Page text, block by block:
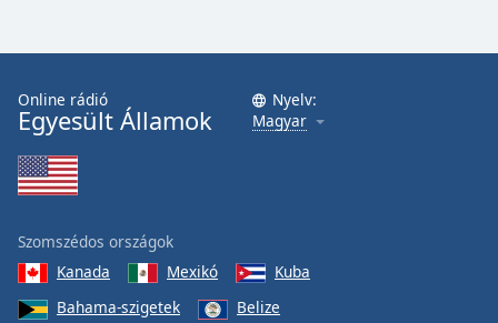
Online rádió
Egyesült Államok
Nyelv:
Magyar
Szomszédos országok
Kanada
Mexikó
Kuba
Bahama-szigetek
Belize